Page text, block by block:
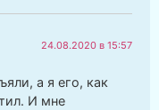
24.08.2020 в 15:57
а я его, как
И мне